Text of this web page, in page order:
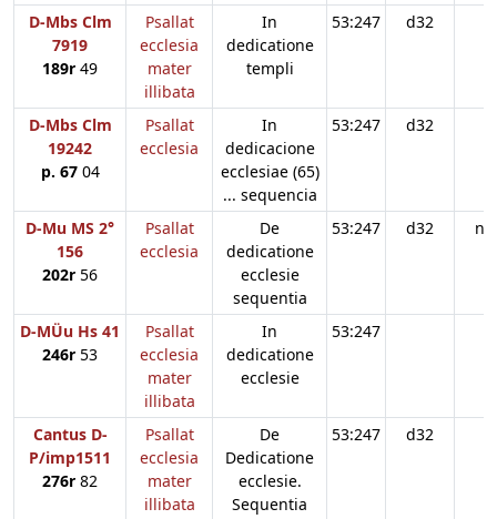
D-Mbs Clm
7919
189r 49
Psallat
ecclesia
mater
illibata
In
dedicatione
templi
53:247 d32
D-Mbs Clm
19242
p. 6704
Psallat
ecclesia
In
dedicacione
ecclesiae (65)
... sequencia
53:247 d32
D-Mu MS 2°
156
202r 56
Psallat
ecclesia
De
dedicatione
ecclesie
sequentia
53:247 d32
D-MÜu Hs 41
246r 53
Psallat
ecclesia
mater
illibata
In
dedicatione
ecclesie
53:247
Cantus D-
P/imp1511
276r 82
Psallat
ecclesia
mater
illibata
De
Dedicatione
ecclesie.
Sequentia
53:247 d32